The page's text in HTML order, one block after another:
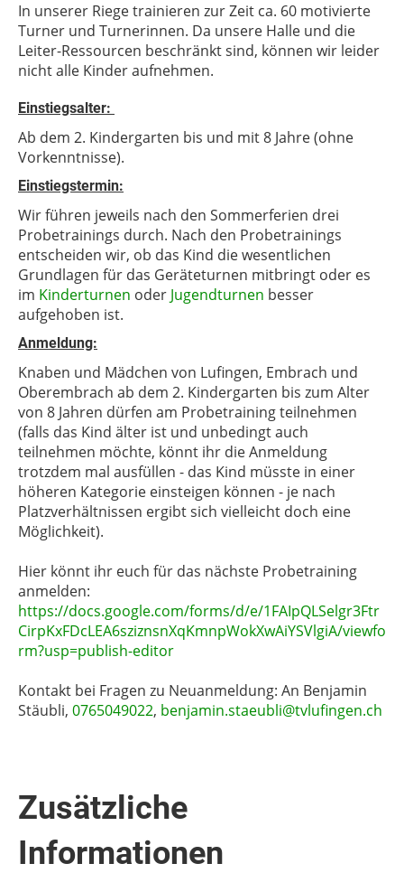
In unserer Riege trainieren zur Zeit ca. 60 motivierte
Turner und Turnerinnen. Da unsere Halle und die
Leiter-Ressourcen beschränkt sind, können wir leider
nicht alle Kinder aufnehmen.
Einstiegsalter:
Ab dem 2. Kindergarten bis und mit 8 Jahre (ohne
Vorkenntnisse).
Einstiegstermin:
Wir führen jeweils nach den Sommerferien drei
Probetrainings durch. Nach den Probetrainings
entscheiden wir, ob das Kind die wesentlichen
Grundlagen für das Geräteturnen mitbringt oder es
im Kinderturnen oder Jugendturnen besser
aufgehoben ist.
Anmeldung:
Knaben und Mädchen von Lufingen, Embrach und
Oberembrach ab dem 2. Kindergarten bis zum Alter
von 8 Jahren dürfen am Probetraining teilnehmen
(falls das Kind älter ist und unbedingt auch
teilnehmen möchte, könnt ihr die Anmeldung
trotzdem mal ausfüllen - das Kind müsste in einer
höheren Kategorie einsteigen können - je nach
Platzverhältnissen ergibt sich vielleicht doch eine
Möglichkeit).
Hier könnt ihr euch für das nächste Probetraining
anmelden:
https://docs.google.com/forms/d/e/1FAIpQLSelgr3Ftr
CirpKxFDcLEA6sziznsnXqKmnpWokXwAiYSVlgiA/viewfo
rm?usp=publish-editor
Kontakt bei Fragen zu Neuanmeldung: An Benjamin
Stäubli, 0765049022, benjamin.staeubli@tvlufingen.ch
Zusätzliche
Informationen